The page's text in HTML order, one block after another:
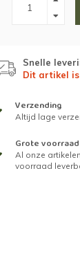
Snelle
Dit artikel
Verzending
Altijd lage
Grote voorraad
Al onze
voorraad